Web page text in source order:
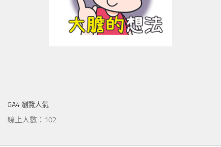
GA4 瀏覽人氣
線上人數：102